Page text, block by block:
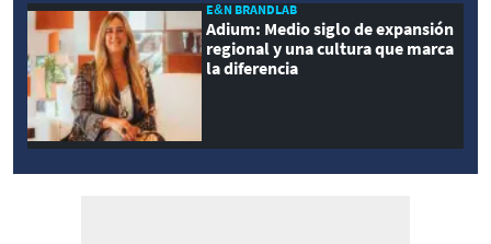
E&N BRANDLAB
Adium: Medio siglo de expansión
regional y una cultura que marca
la diferencia